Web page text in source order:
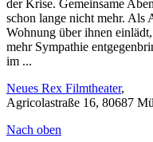
der Krise. Gemeinsame
schon lange nicht mehr. Als
Wohnung über ihnen
mehr Sympathie
im ...
Neues Rex Filmtheater,
Agricolastraße 16, 80687
Nach oben